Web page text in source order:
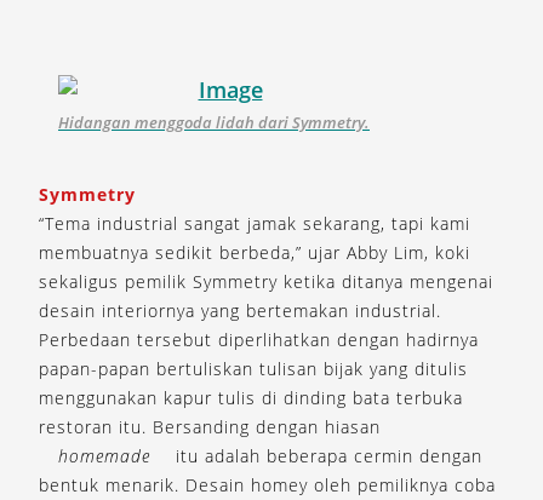
Hidangan menggoda lidah dari Symmetry.
Symmetry
“Tema industrial sangat jamak sekarang, tapi kami
membuatnya sedikit berbeda,” ujar Abby Lim, koki
sekaligus pemilik Symmetry ketika ditanya mengenai
desain interiornya yang bertemakan industrial.
Perbedaan tersebut diperlihatkan dengan hadirnya
papan-papan bertuliskan tulisan bijak yang ditulis
menggunakan kapur tulis di dinding bata terbuka
restoran itu. Bersanding dengan hiasan
homemade
itu adalah beberapa cermin dengan
bentuk menarik. Desain homey oleh pemiliknya coba